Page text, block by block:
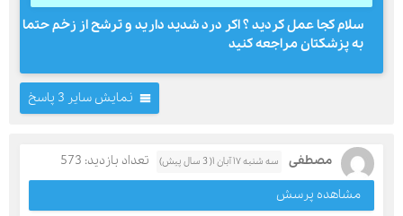
سلام کجا عمل کردید ؟ اکر درد شدید دارید و ترشح از زخم حتما
به پزشکتان مراجعه کنید
نمایش سایر 3 پاسخ
مصطفی سه شنبه ۱۷ آبان ۱( 3 سال پیش)
تعداد بازدید: 573
مشاهده پرسش